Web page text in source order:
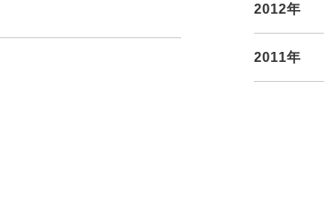
2012年
2011年